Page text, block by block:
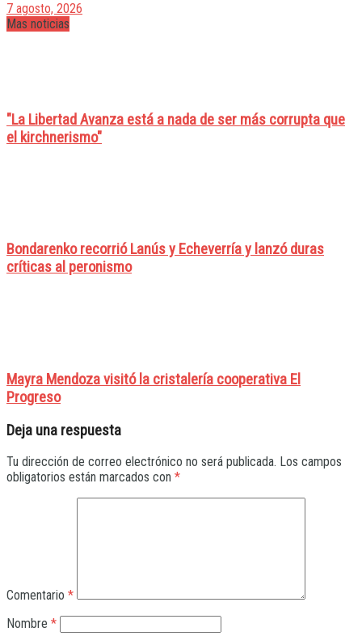
7 agosto, 2026
Mas noticias
"La Libertad Avanza está a nada de ser más corrupta que
el kirchnerismo"
Bondarenko recorrió Lanús y Echeverría y lanzó duras
críticas al peronismo
Mayra Mendoza visitó la cristalería cooperativa El
Progreso
Deja una respuesta
Tu dirección de correo electrónico no será publicada. Los campos
obligatorios están marcados con *
Comentario *
Nombre *